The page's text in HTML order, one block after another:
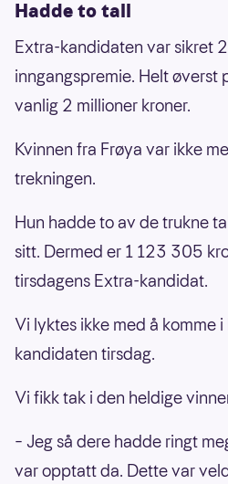
Hadde to tall
Extra-kandidaten var sikret
inngangspremie. Helt øverst
vanlig 2 millioner kroner.
Kvinnen fra Frøya var ikke
trekningen.
Hun hadde to av de trukne
sitt. Dermed er 1 123 305
tirsdagens Extra-kandidat.
Vi lyktes ikke med å komme
kandidaten tirsdag.
Vi fikk tak i den heldige
– Jeg så dere hadde ringt
var opptatt da. Dette var